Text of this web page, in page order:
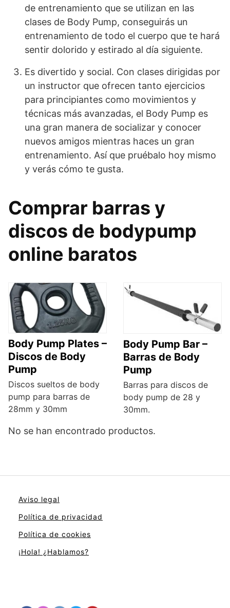
de entrenamiento que se utilizan en las
clases de Body Pump, conseguirás un
entrenamiento de todo el cuerpo que te hará
sentir dolorido y estirado al día siguiente.
Es divertido y social. Con clases dirigidas por
un instructor que ofrecen tanto ejercicios
para principiantes como movimientos y
técnicas más avanzadas, el Body Pump es
una gran manera de socializar y conocer
nuevos amigos mientras haces un gran
entrenamiento. Así que pruébalo hoy mismo
y verás cómo te gusta.
Comprar barras y
discos de bodypump
online baratos
Body Pump Plates –
Discos de Body
Pump
Discos sueltos de body
pump para barras de
28mm y 30mm
Body Pump Bar –
Barras de Body
Pump
Barras para discos de
body pump de 28 y
30mm.
No se han encontrado productos.
Aviso legal
Política de privacidad
Política de cookies
¡Hola! ¿Hablamos?